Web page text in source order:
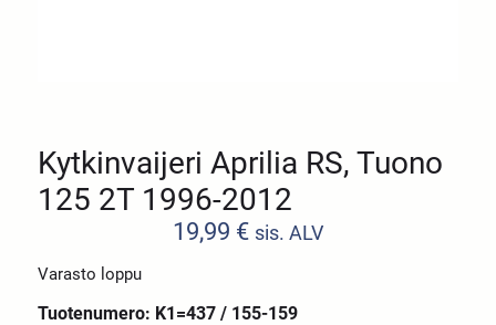
Kytkinvaijeri Aprilia RS, Tuono
125 2T 1996-2012
19,99 € sis. ALV
Varasto loppu
Tuotenumero: K1=437 / 155-159